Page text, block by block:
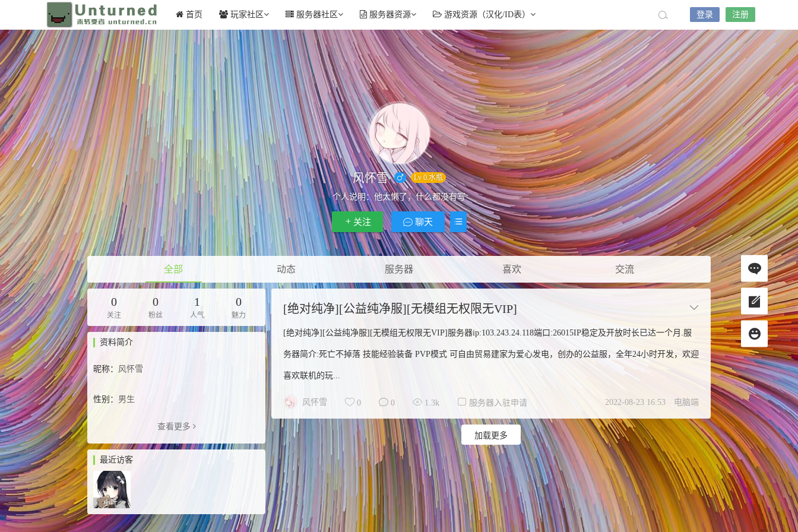
首页 玩家社区 服务器社区 服务器资源 游戏资源（汉化/ID表） 登录 注册
风怀雪 Lv 0.水瓶
个人说明：他太懒了，什么都没有写
关注 聊天
全部 动态 服务器 喜欢 交流
0
关注
0
粉丝
1
人气
0
魅力
资料简介
昵称： 风怀雪
性别： 男生
查看更多
最近访客
小叶
[绝对纯净][公益纯净服][无模组无权限无VIP]
[绝对纯净][公益纯净服][无模组无权限无VIP]服务器ip:103.243.24.118端口:26015IP稳定及开放时长已达一个月.服
务器简介:死亡不掉落 技能经验装备 PVP模式 可自由贸易建家为爱心发电，创办的公益服，全年24小时开发，欢迎
喜欢联机的玩...
风怀雪 0 0 1.3k 服务器入驻申请 2022-08-23 16:53 电脑端
加载更多